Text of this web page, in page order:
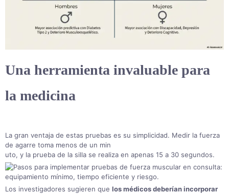
Una herramienta invaluable para
la medicina
La gran ventaja de estas pruebas es su simplicidad. Medir la fuerza
de agarre toma menos de un min
uto, y la prueba de la silla se realiza en apenas 15 a 30 segundos.
Los investigadores sugieren que los médicos deberían incorporar